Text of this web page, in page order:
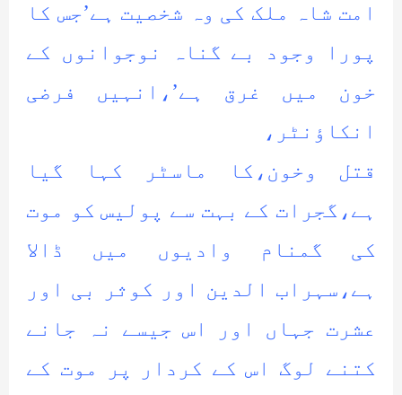
امت شاہ ملک کی وہ شخصیت ہے’جس کا
پورا وجود بے گناہ نوجوانوں کے
خون میں غرق ہے’،انہیں فرضی
انکاؤنٹر،
قتل وخون،کا ماسٹر کہا گیا
ہے،گجرات کے بہت سے پولیس کو موت
کی گمنام وادیوں میں ڈالا
ہے،سہراب الدین اور کوثر بی اور
عشرت جہاں اور اس جیسے نہ جانے
کتنے لوگ اس کے کردار پر موت کے